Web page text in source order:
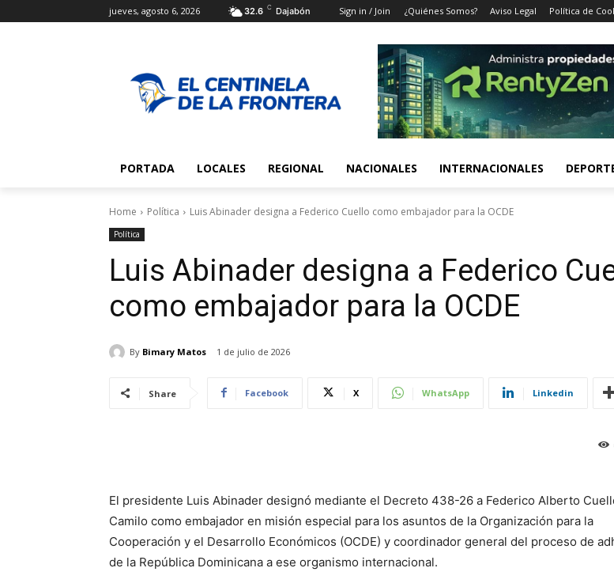
jueves, agosto 6, 2026 32.6 C Dajabón Sign in / Join ¿Quiénes Somos? Aviso Legal Política de
PORTADA LOCALES REGIONAL NACIONALES INTERNACIONALES
Home Política Luis Abinader designa a Federico Cuello como embajador para la OCDE
Política
Luis Abinader designa a Federico
como embajador para la OCDE
By Bimary Matos 1 de julio de 2026
Share Facebook X WhatsApp Linkedin
El presidente Luis Abinader designó mediante el Decreto 438-26 a Federico Alberto
Camilo como embajador en misión especial para los asuntos de la Organización para la
Cooperación y el Desarrollo Económicos (OCDE) y coordinador general del proceso de
de la República Dominicana a ese organismo internacional.